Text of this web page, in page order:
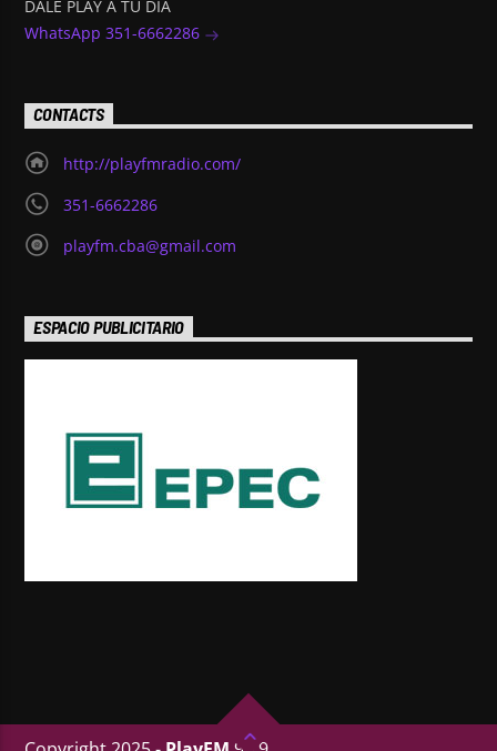
DALE PLAY A TU DÍA
WhatsApp 351-6662286
CONTACTS
http://playfmradio.com/
351-6662286
playfm.cba@gmail.com
ESPACIO PUBLICITARIO